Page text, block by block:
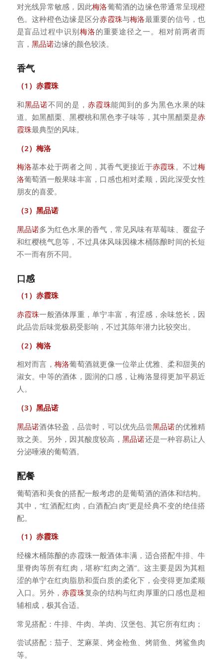
对光线异常敏感，因此梅洛葡萄酒的边缘色带通常呈现橙
色。这种橙色边缘是区分赤霞珠与梅洛最重要的信号，也
是盲品过程中识别梅洛的重要途径之一。相对前两者而
言， 黑品诺边缘的颜色较淡。
香气
（1）赤霞珠
和黑品诺不同的是， 赤霞珠能闻到的多为黑色水果的味
道。如黑醋栗、黑樱桃和黑色李子味等，其中黑醋栗是赤
霞珠最典型的风味。
（2）梅洛
梅洛基本处于两者之间，其香气更接近于赤霞珠。不过梅
洛葡萄酒一般果味丰富，口感也相对柔顺，因此深受女性
朋友的喜爱。
（3）黑品诺
黑品诺多为红色水果的香气，常见风味有草莓味、覆盆子
和红樱桃气息等，不过具体风味因橡木桶陈酿时间的长短
不一而有所不同。
口感
（1）赤霞珠
赤霞珠一般酒体厚重，单宁丰富，有涩感，余味悠长，因
此品尝后味觉极易受影响，不过其陈年潜力比较突出。
（2）梅洛
相对而言， 梅洛葡萄酒就更像一位举止优雅、柔和甜美的
淑女。中等的酒体，圆润的口感，让梅洛显得更加平易近
人。
（3）黑品诺
黑品诺酒体轻盈，品尝时，可以优先品尝黑品诺的优雅精
致之美。另外，因其酸度较高， 黑品诺还是一种容易让人
分泌唾液的葡萄酒。
配餐
葡萄酒和美食的搭配一般考虑的是葡萄酒的酒体和结构。
其中，“红酒配红肉，白酒配白肉”更是经典不变的绝佳搭
配。
（1）赤霞珠
经橡木桶陈酿的赤霞珠一般酒体丰满，适合搭配牛排、牛
里脊肉等所有红肉，堪称“红肉之酒”。这主要是因为其粗
涩的单宁在红肉脂肪和蛋白质的柔化下，会变得更加柔顺
入口。另外，赤霞珠复杂的结构与红肉厚重的口感也是相
辅相成，极其合适。
常见搭配：牛排、牛肉、羊肉、汉堡包、其它所有红肉；
尝试搭配：茄子、芝麻菜、烤金枪鱼、烤箭鱼、烤鲨鱼肉
等。